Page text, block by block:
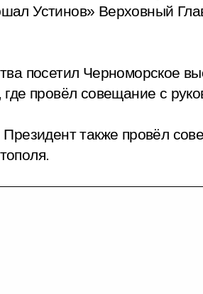
Устинов» Верховный
посетил Черноморское
где провёл совещание с
также провёл